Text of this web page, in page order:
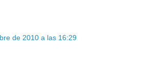
de 2010 a las 16:29